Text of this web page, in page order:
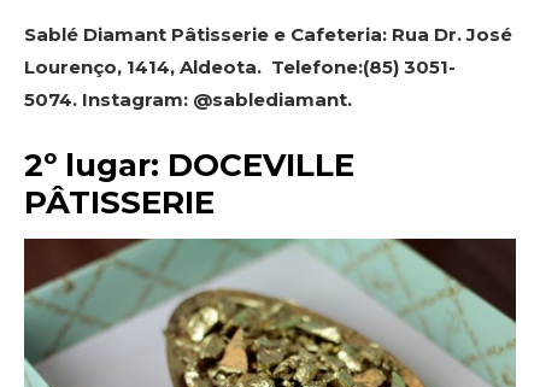
Sablé Diamant Pâtisserie e Cafeteria: Rua Dr. José
Lourenço, 1414, Aldeota. Telefone:(85) 3051-
5074. Instagram: @sablediamant.
2º lugar: DOCEVILLE
PÂTISSERIE